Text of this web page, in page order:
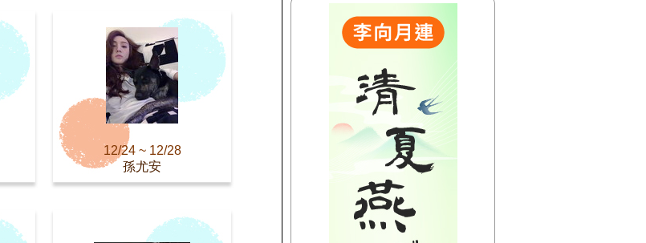
12/24 ~ 12/28
孫尤安
【HitFm正在進行】
(宜蘭)
(宜蘭)只想聽音樂
【HitFm正在進行】
流行最精選
(花東)只想聽音樂